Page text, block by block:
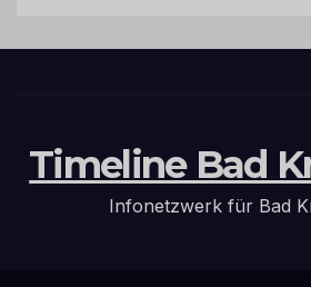
Timeline Bad
Infonetzwerk für Bad